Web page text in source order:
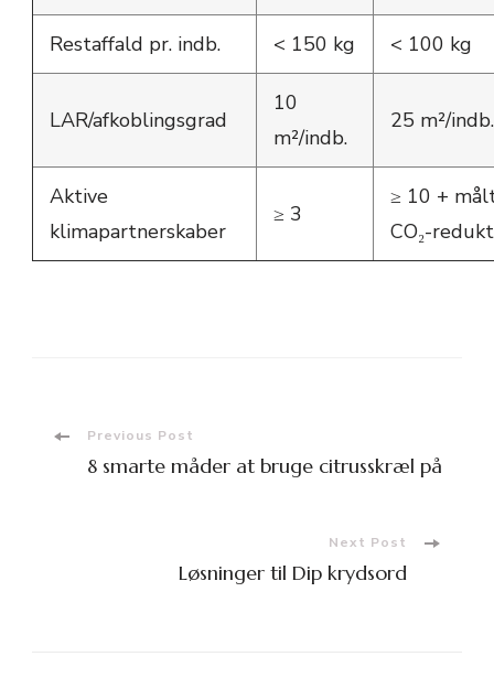
Restaffald pr. indb. < 150 kg < 100 kg
LAR/afkoblingsgrad
10
m²/indb.
25 m²/indb.
Aktive
klimapartnerskaber
≥ 3
≥ 10 +
CO₂-
PostPrevious Post
8 smarte måder at bruge citrusskræl på
Next Post
Løsninger til Dip krydsord